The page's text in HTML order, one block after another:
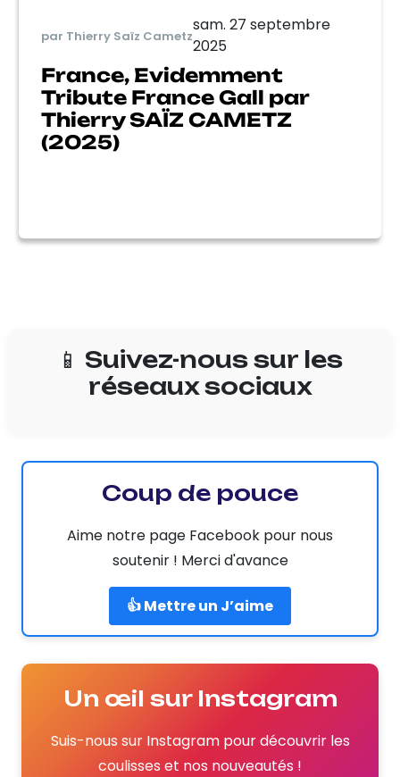
par Thierry Saïz Cametz
sam. 27 septembre
2025
France, Evidemment
Tribute France Gall par
Thierry SAÏZ CAMETZ
(2025)
📱 Suivez-nous sur les
réseaux sociaux
Coup de pouce
Aime notre page Facebook pour nous
soutenir ! Merci d'avance
👍 Mettre un J’aime
Un œil sur Instagram
Suis-nous sur Instagram pour découvrir les
coulisses et nos nouveautés !